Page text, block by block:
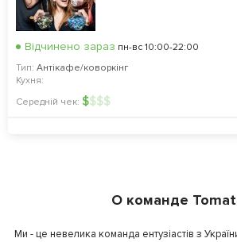
Відчинено зараз пн-вс 10:00-22:00
Тип: Антікафе/коворкінг
Кухня:
Середній чек: $$$$
О команде
Ми - це невелика команда ентузіастів з